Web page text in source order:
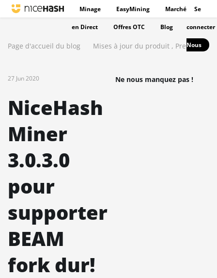
Minage EasyMining Marché
en Direct Offres OTC Blog
Se
connecter
Nous
Page d'accueil du blog Mises à jour du produit , Presse
27 Jun 2020
NiceHash
Miner
3.0.3.0
pour
supporter
BEAM
fork dur!
Ne nous manquez pas !